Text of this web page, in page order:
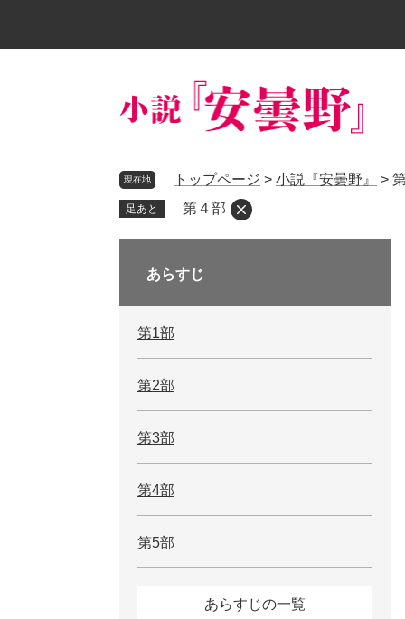
ジ
ュ
現在地 トップページ > 小説『安曇野』 >
足あと 第４部
あらすじ
第1部
第2部
第3部
第4部
第5部
あらすじの一覧